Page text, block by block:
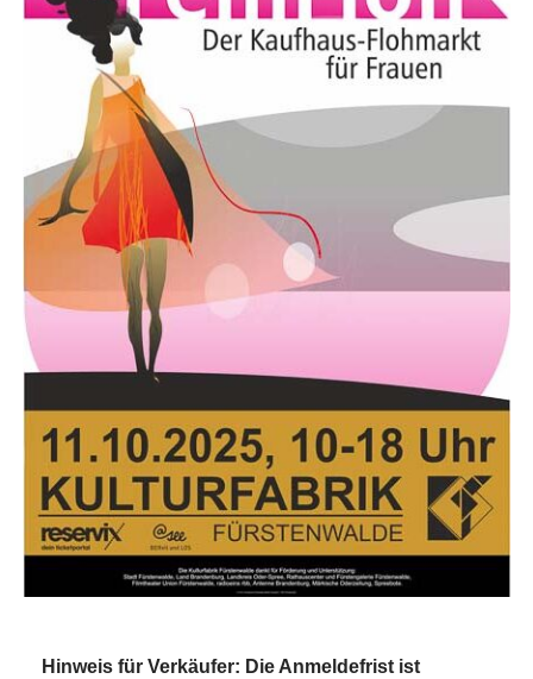
Hinweis für Verkäufer: Die Anmeldefrist ist